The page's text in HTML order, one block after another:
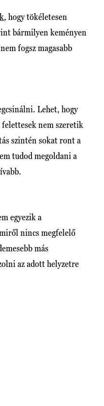
, hogy tökéletesen
bármilyen keményen
fogsz magasabb
Lehet, hogy
nem szeretik
szintén sokat ront a
tudod megoldani a
egyezik a
nincs megfelelő
más
az adott helyzetre